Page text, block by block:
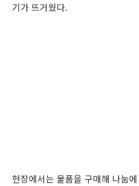
기가 뜨거웠다.
현장에서는 물품을 구매해 나눔